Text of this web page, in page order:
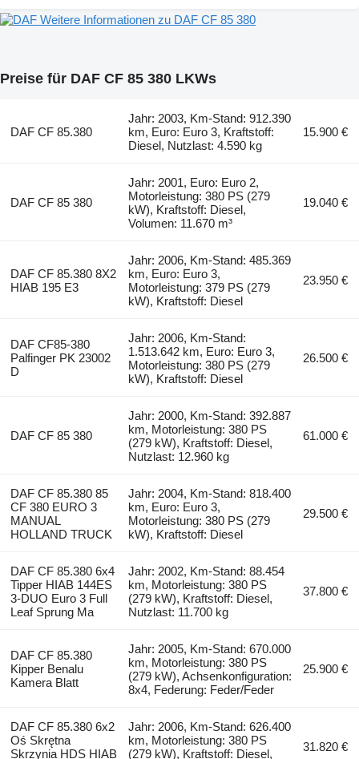
Weitere Informationen zu DAF CF 85 380
Preise für DAF CF 85 380 LKWs
DAF CF 85.380
Jahr: 2003, Km-Stand: 912.390
km, Euro: Euro 3, Kraftstoff:
Diesel, Nutzlast: 4.590 kg
15.900 €
DAF CF 85 380
Jahr: 2001, Euro: Euro 2,
Motorleistung: 380 PS (279
kW), Kraftstoff: Diesel,
Volumen: 11.670 m³
19.040 €
DAF CF 85.380 8X2
HIAB 195 E3
Jahr: 2006, Km-Stand: 485.369
km, Euro: Euro 3,
Motorleistung: 379 PS (279
kW), Kraftstoff: Diesel
23.950 €
DAF CF85-380
Palfinger PK 23002
D
Jahr: 2006, Km-Stand:
1.513.642 km, Euro: Euro 3,
Motorleistung: 380 PS (279
kW), Kraftstoff: Diesel
26.500 €
DAF CF 85 380
Jahr: 2000, Km-Stand: 392.887
km, Motorleistung: 380 PS
(279 kW), Kraftstoff: Diesel,
Nutzlast: 12.960 kg
61.000 €
DAF CF 85.380 85
CF 380 EURO 3
MANUAL
HOLLAND TRUCK
Jahr: 2004, Km-Stand: 818.400
km, Euro: Euro 3,
Motorleistung: 380 PS (279
kW), Kraftstoff: Diesel
29.500 €
DAF CF 85.380 6x4
Tipper HIAB 144ES
3-DUO Euro 3 Full
Leaf Sprung Ma
Jahr: 2002, Km-Stand: 88.454
km, Motorleistung: 380 PS
(279 kW), Kraftstoff: Diesel,
Nutzlast: 11.700 kg
37.800 €
DAF CF 85.380
Kipper Benalu
Kamera Blatt
Jahr: 2005, Km-Stand: 670.000
km, Motorleistung: 380 PS
(279 kW), Achsenkonfiguration:
8x4, Federung: Feder/Feder
25.900 €
DAF CF 85.380 6x2
Oś Skrętna
Skrzynia HDS HIAB
Jahr: 2006, Km-Stand: 626.400
km, Motorleistung: 380 PS
(279 kW), Kraftstoff: Diesel,
31.820 €